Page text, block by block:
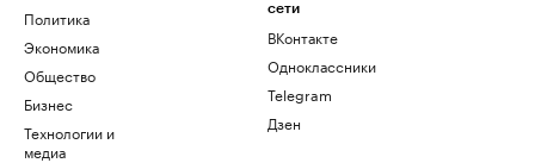
Политика
Экономика
Общество
Бизнес
Технологии и
медиа
сети
ВКонтакте
Одноклассники
Telegram
Дзен